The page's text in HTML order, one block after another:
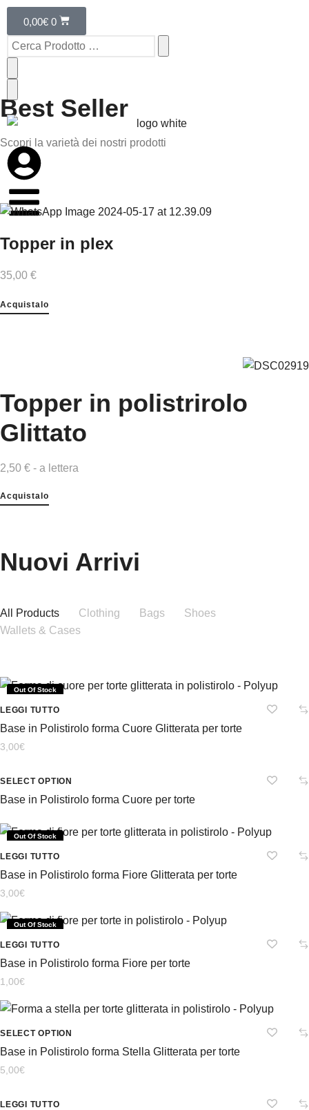
0,00€ 0
Scopri di Più
Best Seller
Scopri la varietà dei nostri prodotti
Topper in plex
35,00 €
Acquistalo
Topper in polistrirolo
Glittato
2,50 € - a lettera
Acquistalo
Nuovi Arrivi
All Products Clothing Bags
Shoes
Wallets & Cases
Out Of Stock
LEGGI TUTTO
Base in Polistirolo forma Cuore Glitterata per torte
3,00€
SELECT OPTION
Base in Polistirolo forma Cuore per torte
Out Of Stock
LEGGI TUTTO
Base in Polistirolo forma Fiore Glitterata per torte
3,00€
Out Of Stock
LEGGI TUTTO
Base in Polistirolo forma Fiore per torte
1,00€
SELECT OPTION
Base in Polistirolo forma Stella Glitterata per torte
5,00€
Out Of Stock
LEGGI TUTTO